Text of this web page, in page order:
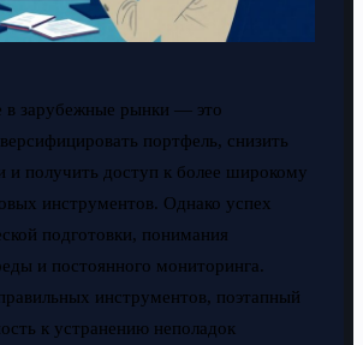
в зарубежные рынки — это
портфель, снизить
и получить доступ к более широкому
инструментов. Однако успех
подготовки, понимания
и постоянного мониторинга.
инструментов, поэтапный
к устранению неполадок